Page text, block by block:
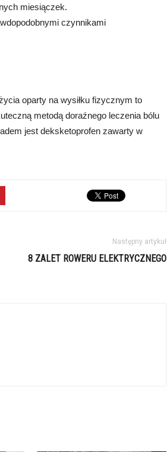
miesiączek.
czynnikami
oparty na wysiłku fizycznym to
metodą doraźnego leczenia bólu
jest deksketoprofen zawarty w
Następny artykuł
8 ZALET ROWERU ELEKTRYCZNEGO